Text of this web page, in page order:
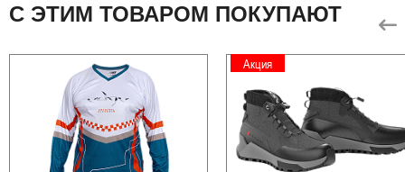
С ЭТИМ ТОВАРОМ ПОКУПАЮТ
Акция